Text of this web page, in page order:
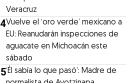
Veracruz
4Vuelve el ‘oro verde’ mexicano a
EU: Reanudarán inspecciones de
aguacate en Michoacán este
sábado
5‘Él sabía lo que pasó’: Madre de